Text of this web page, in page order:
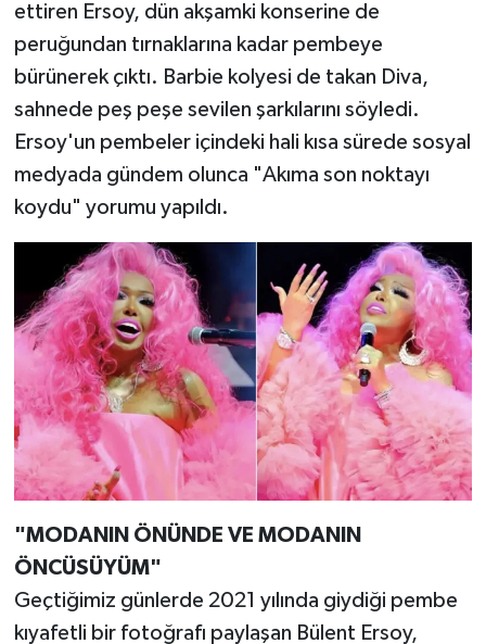
ettiren Ersoy, dün akşamki konserine de
peruğundan tırnaklarına kadar pembeye
bürünerek çıktı. Barbie kolyesi de takan Diva,
sahnede peş peşe sevilen şarkılarını söyledi.
Ersoy'un pembeler içindeki hali kısa sürede sosyal
medyada gündem olunca "Akıma son noktayı
koydu" yorumu yapıldı.
"MODANIN ÖNÜNDE VE MODANIN
ÖNCÜSÜYÜM"
Geçtiğimiz günlerde 2021 yılında giydiği pembe
kıyafetli bir fotoğrafı paylaşan Bülent Ersoy,